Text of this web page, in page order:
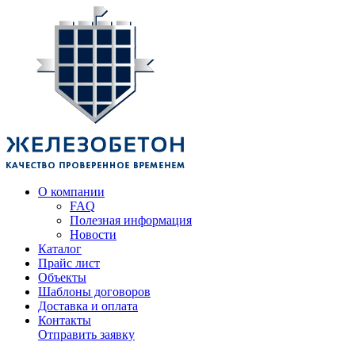
О компании
FAQ
Полезная информация
Новости
Каталог
Прайс лист
Объекты
Шаблоны договоров
Доставка и оплата
Контакты
Отправить заявку